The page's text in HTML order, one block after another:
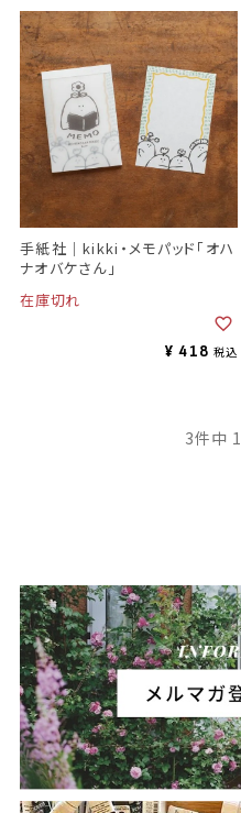
手紙社｜kikki・メモパッド「オハ
ナオバケさん」
在庫切れ
¥ 418 税込
3件中 1